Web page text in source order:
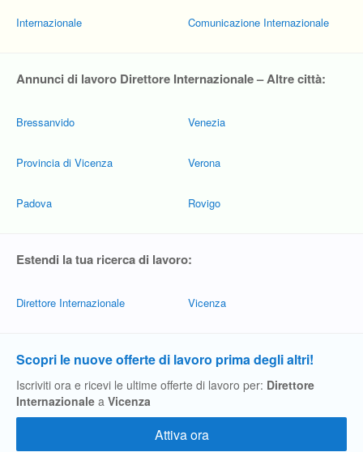
Internazionale Comunicazione Internazionale
Annunci di lavoro Direttore Internazionale – Altre città:
Bressanvido
Provincia di Vicenza
Padova
Venezia
Verona
Rovigo
Estendi la tua ricerca di lavoro:
Direttore Internazionale Vicenza
Scopri le nuove offerte di lavoro prima degli altri!
Iscriviti ora e ricevi le ultime offerte di lavoro per: Direttore
Internazionale a Vicenza